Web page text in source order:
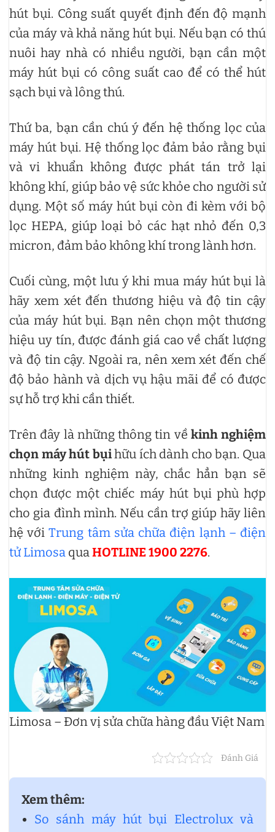
hút bụi. Công suất quyết định đến độ mạnh
của máy và khả năng hút bụi. Nếu bạn có thú
nuôi hay nhà có nhiều người, bạn cần một
máy hút bụi có công suất cao để có thể hút
sạch bụi và lông thú.
Thứ ba, bạn cần chú ý đến hệ thống lọc của
máy hút bụi. Hệ thống lọc đảm bảo rằng bụi
và vi khuẩn không được phát tán trở lại
không khí, giúp bảo vệ sức khỏe cho người sử
dụng. Một số máy hút bụi còn đi kèm với bộ
lọc HEPA, giúp loại bỏ các hạt nhỏ đến 0,3
micron, đảm bảo không khí trong lành hơn.
Cuối cùng, một lưu ý khi mua máy hút bụi là
hãy xem xét đến thương hiệu và độ tin cậy
của máy hút bụi. Bạn nên chọn một thương
hiệu uy tín, được đánh giá cao về chất lượng
và độ tin cậy. Ngoài ra, nên xem xét đến chế
độ bảo hành và dịch vụ hậu mãi để có được
sự hỗ trợ khi cần thiết.
Trên đây là những thông tin về kinh nghiệm
chọn máy hút bụihữu ích dành cho bạn. Qua
những kinh nghiệm này, chắc hẳn bạn sẽ
chọn được một chiếc máy hút bụi phù hợp
cho gia đình mình. Nếu cần trợ giúp hãy liên
hệ vớiTrung tâm sửa chữa điện lạnh – điện
tử Limosa quaHOTLINE 1900 2276.
Limosa – Đơn vị sửa chữa hàng đầu Việt Nam
Đánh Giá
Xem thêm:
So sánh máy hút bụi Electrolux và